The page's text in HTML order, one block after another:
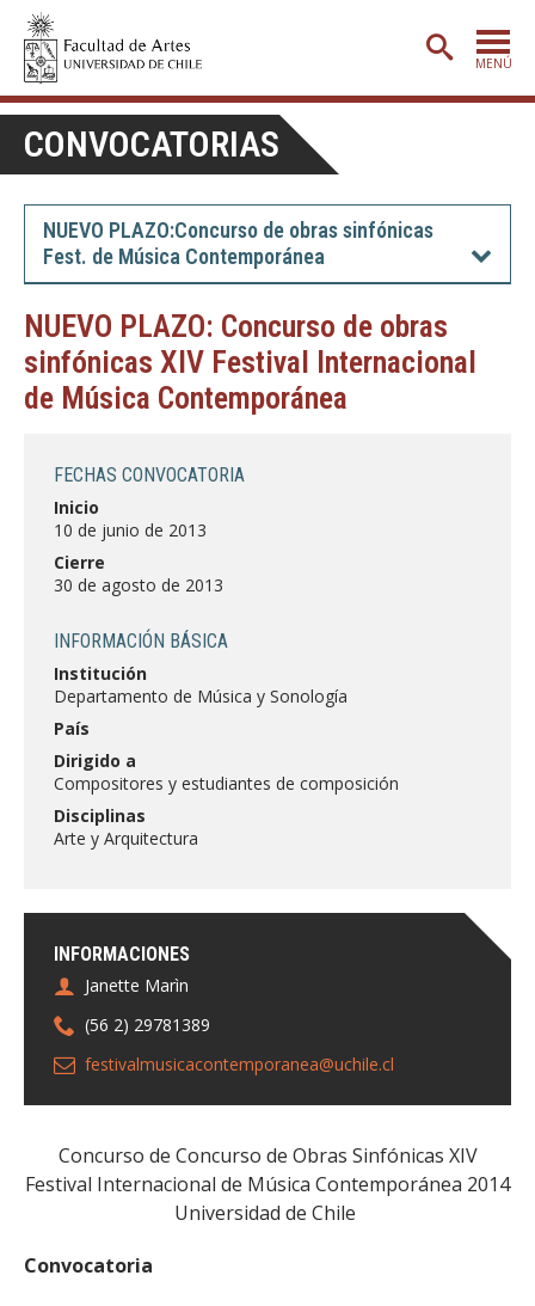
MENÚ
PORTADA
ADMISIÓN
ETAPA BÁSICA
CARRERAS
POSTGRADO
EXTENSIÓN
CREACIÓNE INVESTIGACIÓN
Estudiantes
Académicas/os
CONVOCATORIAS
NUEVO PLAZO:Concurso de obras sinfónicas
Fest. de Música Contemporánea
NUEVO PLAZO: Concurso de obras
sinfónicas XIV Festival Internacional
de Música Contemporánea
INFORMACIONES
Janette Marìn
(56 2) 29781389
festivalmusicacontemporanea@uchile.cl
FECHAS CONVOCATORIA
Inicio
10 de junio de 2013
Cierre
30 de agosto de 2013
INFORMACIÓN BÁSICA
Institución
Departamento de Música y Sonología
País
Dirigido a
Compositores y estudiantes de composición
Disciplinas
Arte y Arquitectura
Concurso de Concurso de Obras Sinfónicas XIV
Festival Internacional de Música Contemporánea 2014
Universidad de Chile
Convocatoria